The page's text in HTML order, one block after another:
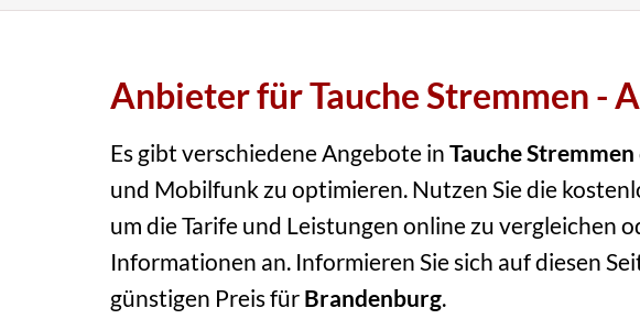
Anbieter für Tauche Stremmen -
Es gibt verschiedene Angebote inTauche Stremmen
und Mobilfunk zu optimieren. Nutzen Sie die
um die Tarife und Leistungen online zu vergleichen
Informationen an. Informieren Sie sich auf diesen
günstigen Preis fürBrandenburg.